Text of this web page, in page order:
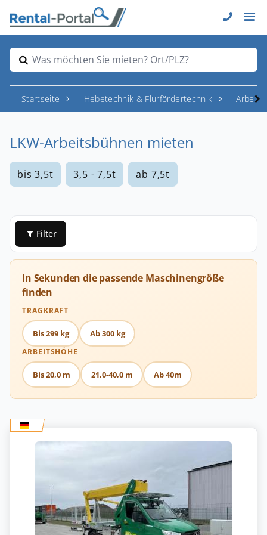
Was möchten Sie mieten? Ort/PLZ?
Startseite Hebetechnik & Flurfördertechnik
LKW-Arbeitsbühnen mieten
bis 3,5t 3,5 - 7,5t ab 7,5t
Filter
In Sekunden die passende Maschinengröße
finden
TRAGKRAFT
Bis 299 kg Ab 300 kg
ARBEITSHÖHE
Bis 20,0 m 21,0-40,0 m Ab 40m